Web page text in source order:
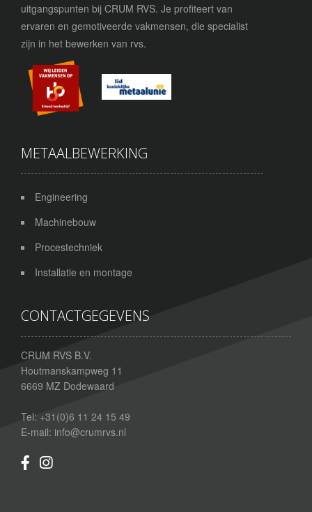
uitgangspunten bij CRUM RVS. Je profiteert van
ervaren en gemotiveerde vakmensen, die specialist
zijn in het bewerken van rvs.
METAALBEWERKING
Engineering
Machinebouw
Procestechniek
Installatie en montage
CONTACTGEGEVENS
CRUM RVS B.V.
Houtmanskampweg 11
6669 MZ Dodewaard
Tel: +31(0)6 11 24 15 49
E-mail: info@crumrvs.nl